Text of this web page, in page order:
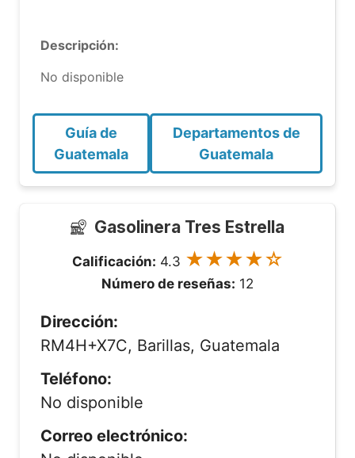
Descripción:
No disponible
Guía de
Guatemala
Departamentos de
Guatemala
Gasolinera Tres Estrella
Calificación: 4.3 ★★★★☆
Número de reseñas: 12
Dirección:
RM4H+X7C, Barillas, Guatemala
Teléfono:
No disponible
Correo electrónico: